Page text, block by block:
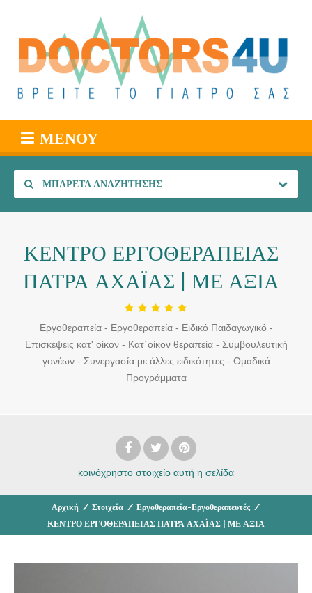
ΜΕΝΟΎ
ΜΠΑΡΈΤΑ ΑΝΑΖΉΤΗΣΗΣ
ΚΕΝΤΡΟ ΕΡΓΟΘΕΡΑΠΕΙΑΣ
ΠΑΤΡΑ ΑΧΑΪΑΣ | ΜΕ ΑΞΙΑ
Εργοθεραπεία - Εργοθεραπεία - Ειδικό Παιδαγωγικό -
Επισκέψεις κατ' οίκον - Κατ΄οίκον θεραπεία - Συμβουλευτική
γονέων - Συνεργασία με άλλες ειδικότητες - Ομαδικά
Προγράμματα
κοινόχρηστο στοιχείο αυτή η σελίδα
Αρχική / Στοιχεία / Εργοθεραπεία-Εργοθεραπευτές /
ΚΕΝΤΡΟ ΕΡΓΟΘΕΡΑΠΕΙΑΣ ΠΑΤΡΑ ΑΧΑΪΑΣ | ΜΕ ΑΞΙΑ